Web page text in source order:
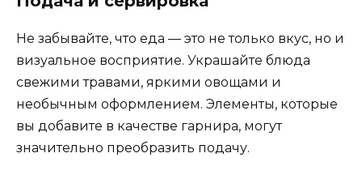
Не забывайте, что еда — это не только вкус, но и
визуальное восприятие. Украшайте блюда
свежими травами, яркими овощами и
необычным оформлением. Элементы, которые
вы добавите в качестве гарнира, могут
значительно преобразить подачу.